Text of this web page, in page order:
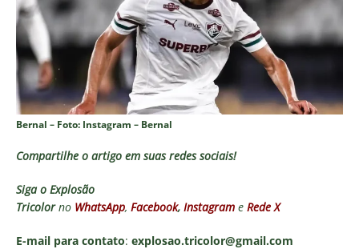
Bernal – Foto: Instagram – Bernal
Compartilhe o artigo em suas redes sociais!
Siga o Explosão
Tricolorno WhatsApp, Facebook, Instagram e Rede X
E-mail para contato: explosao.tricolor@gmail.com